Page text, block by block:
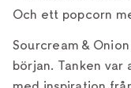
Och ett popcorn
Sourcream &
början. Tanken